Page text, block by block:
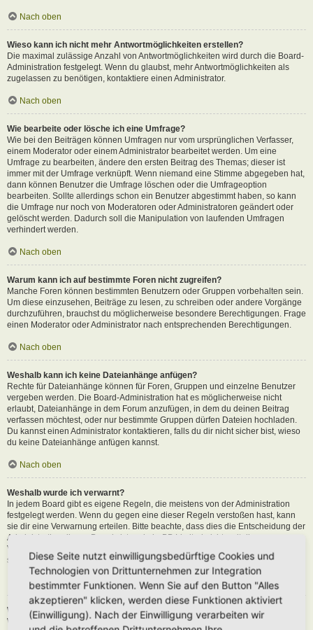
Nach oben
Wieso kann ich nicht mehr Antwortmöglichkeiten erstellen?
Die maximal zulässige Anzahl von Antwortmöglichkeiten wird durch die Board-
Administration festgelegt. Wenn du glaubst, mehr Antwortmöglichkeiten als
zugelassen zu benötigen, kontaktiere einen Administrator.
Nach oben
Wie bearbeite oder lösche ich eine Umfrage?
Wie bei den Beiträgen können Umfragen nur vom ursprünglichen Verfasser,
einem Moderator oder einem Administrator bearbeitet werden. Um eine
Umfrage zu bearbeiten, ändere den ersten Beitrag des Themas; dieser ist
immer mit der Umfrage verknüpft. Wenn niemand eine Stimme abgegeben hat,
dann können Benutzer die Umfrage löschen oder die Umfrageoption
bearbeiten. Sollte allerdings schon ein Benutzer abgestimmt haben, so kann
die Umfrage nur noch von Moderatoren oder Administratoren geändert oder
gelöscht werden. Dadurch soll die Manipulation von laufenden Umfragen
verhindert werden.
Nach oben
Warum kann ich auf bestimmte Foren nicht zugreifen?
Manche Foren können bestimmten Benutzern oder Gruppen vorbehalten sein.
Um diese einzusehen, Beiträge zu lesen, zu schreiben oder andere Vorgänge
durchzuführen, brauchst du möglicherweise besondere Berechtigungen. Frage
einen Moderator oder Administrator nach entsprechenden Berechtigungen.
Nach oben
Weshalb kann ich keine Dateianhänge anfügen?
Rechte für Dateianhänge können für Foren, Gruppen und einzelne Benutzer
vergeben werden. Die Board-Administration hat es möglicherweise nicht
erlaubt, Dateianhänge in dem Forum anzufügen, in dem du deinen Beitrag
verfassen möchtest, oder nur bestimmte Gruppen dürfen Dateien hochladen.
Du kannst einen Administrator kontaktieren, falls du dir nicht sicher bist, wieso
du keine Dateianhänge anfügen kannst.
Nach oben
Weshalb wurde ich verwarnt?
In jedem Board gibt es eigene Regeln, die meistens von der Administration
festgelegt werden. Wenn du gegen eine dieser Regeln verstoßen hast, kann
sie dir eine Verwarnung erteilen. Bitte beachte, dass dies die Entscheidung der
Administration dieses Boards ist und phpBB Limited nichts mit dieser
Verwarnung zu tun hat. Kontaktiere einen Administrator, sofern du die nicht
sicher bist, wieso du verwarnt wurdest.
Nach oben
Wie kann ich Beiträge den Moderatoren melden?
Wenn ein Administrator die entsprechenden Berechtigungen vergeben hat,
Diese Seite nutzt einwilligungsbedürftige Cookies und
Technologien von Drittunternehmen zur Integration
bestimmter Funktionen. Wenn Sie auf den Button "Alles
akzeptieren" klicken, werden diese Funktionen aktiviert
(Einwilligung). Nach der Einwilligung verarbeiten wir